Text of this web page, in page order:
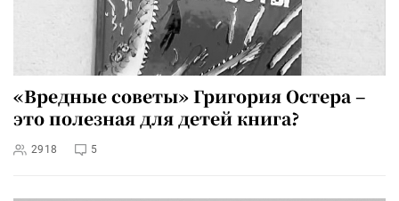
«Вредные советы» Григория Остера –
это полезная для детей книга?
2918 5